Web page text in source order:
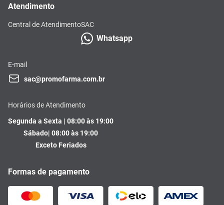
Atendimento
Central de AtendimentoSAC
Whatsapp
E-mail
sac@promofarma.com.br
Horários de Atendimento
Segunda a Sexta | 08:00 às 19:00
Sábado| 08:00 às 19:00
Exceto Feriados
Formas de pagamento